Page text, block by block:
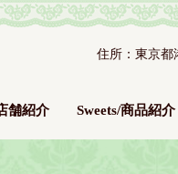
住所：東京
舗紹介 Sweets/商品紹介